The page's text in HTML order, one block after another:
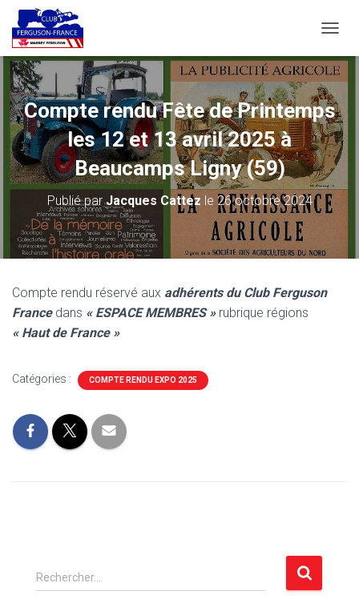
É
P
I
E
R
L
A
N
A
V
Compte rendu Fête de Printemps
les 12 et 13 avril 2025 à
Beaucamps Ligny (59)
Publié parJacques Cattez le26 octobre 2024
Compte rendu réservé aux adhérents du Club Ferguson
Francedans « ESPACE MEMBRES »rubrique régions
« Haut de France »
Catégories : COMPTE RENDU EXPO 2025
R
e
Rechercher…